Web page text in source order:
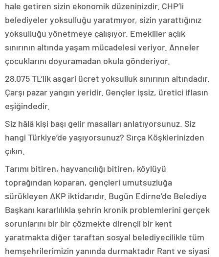
hale getiren sizin ekonomik düzeninizdir. CHP’li
belediyeler yoksulluğu yaratmıyor, sizin yarattığınız
yoksulluğu yönetmeye çalışıyor. Emekliler açlık
sınırının altında yaşam mücadelesi veriyor. Anneler
çocuklarını doyuramadan okula gönderiyor.
28.075 TL’lik asgari ücret yoksulluk sınırının altındadır.
Çarşı pazar yangın yeridir. Gençler işsiz, üretici iflasın
eşiğindedir.
Siz hâlâ kişi başı gelir masalları anlatıyorsunuz. Siz
hangi Türkiye’de yaşıyorsunuz? Sırça Köşklerinizden
çıkın.
Tarımı bitiren, hayvancılığı bitiren, köylüyü
toprağından koparan, gençleri umutsuzluğa
sürükleyen AKP iktidarıdır. Bugün Edirne’de Belediye
Başkanı kararlılıkla şehrin kronik problemlerini gerçek
sorunlarını bir bir çözmekte dirençli bir kent
yaratmakta diğer taraftan sosyal belediyecilikle tüm
hemşehrilerimizin yanında durmaktadır Rant ve siyasi